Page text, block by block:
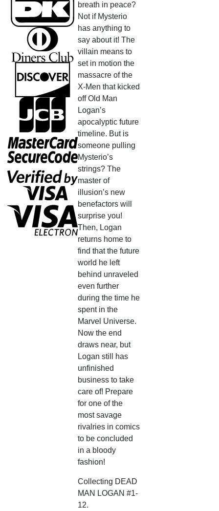
breath in peace?
Not if Mysterio
has anything to
say about it! The
villain means to
set in motion the
massacre of the
X-Men that kicked
off Old Man
Logan’s
apocalyptic future
timeline. But is
someone pulling
Mysterio’s
strings? The
master of
illusion’s new
benefactors will
surprise you!
Then, Logan
returns home to
find that the future
world he left
behind unraveled
even further
during the time he
spent in the
Marvel Universe.
Now the end
draws near, but
Logan still has
unfinished
business to take
care of! Prepare
for one of the
most savage
rivalries in comics
to be concluded
in a bloody
fashion!
Collecting DEAD
MAN LOGAN #1-
12.